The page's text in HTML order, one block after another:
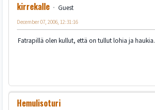
kirrekalle
Guest
December 07, 2006, 12:31:16
Fatrapillä olen kullut, että on tullut lohia ja haukia.
Hemulisoturi